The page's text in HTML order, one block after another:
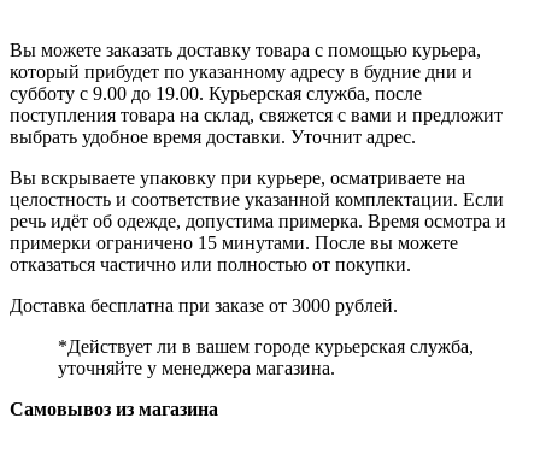
Вы можете заказать доставку товара с помощью курьера,
который прибудет по указанному адресу в будние дни и
субботу с 9.00 до 19.00. Курьерская служба, после
поступления товара на склад, свяжется с вами и предложит
выбрать удобное время доставки. Уточнит адрес.
Вы вскрываете упаковку при курьере, осматриваете на
целостность и соответствие указанной комплектации. Если
речь идёт об одежде, допустима примерка. Время осмотра и
примерки ограничено 15 минутами. После вы можете
отказаться частично или полностью от покупки.
Доставка бесплатна при заказе от 3000 рублей.
*Действует ли в вашем городе курьерская служба,
уточняйте у менеджера магазина.
Самовывоз из магазина